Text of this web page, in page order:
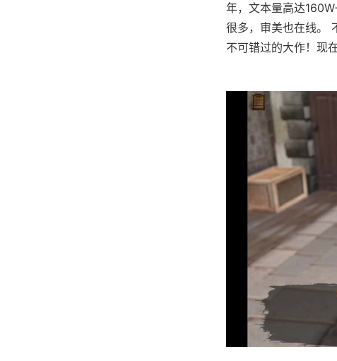
年，文本量高达
很多，审美也在线。
不可错过的大作！现